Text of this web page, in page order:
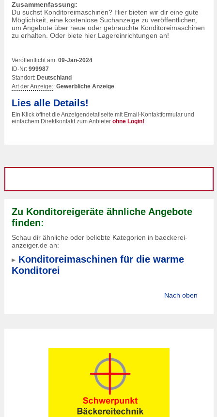
Zusammenfassung:
Du suchst Konditoreimaschinen? Hier bieten wir dir eine gute
Möglichkeit, eine kostenlose Suchanzeige zu veröffentlichen,
um Angebote über neue oder gebrauchte Konditoreimaschinen
zu erhalten. Oder biete hier Lagereinrichtungen an!
Veröffentlicht am: 09-Jan-2024
ID-Nr: 999987
Standort: Deutschland
Art der Anzeige:: Gewerbliche Anzeige
Lies alle Details!
Ein Klick öffnet die Anzeigendetailseite mit Email-Kontaktformular und
einfachem Direktkontakt zum Anbieter ohne Login!
Zu Konditoreigeräte ähnliche Angebote
finden:
Schau dir ähnliche oder beliebte Kategorien in baeckerei-
anzeiger.de an:
Konditoreimaschinen für die warme
Konditorei
Nach oben